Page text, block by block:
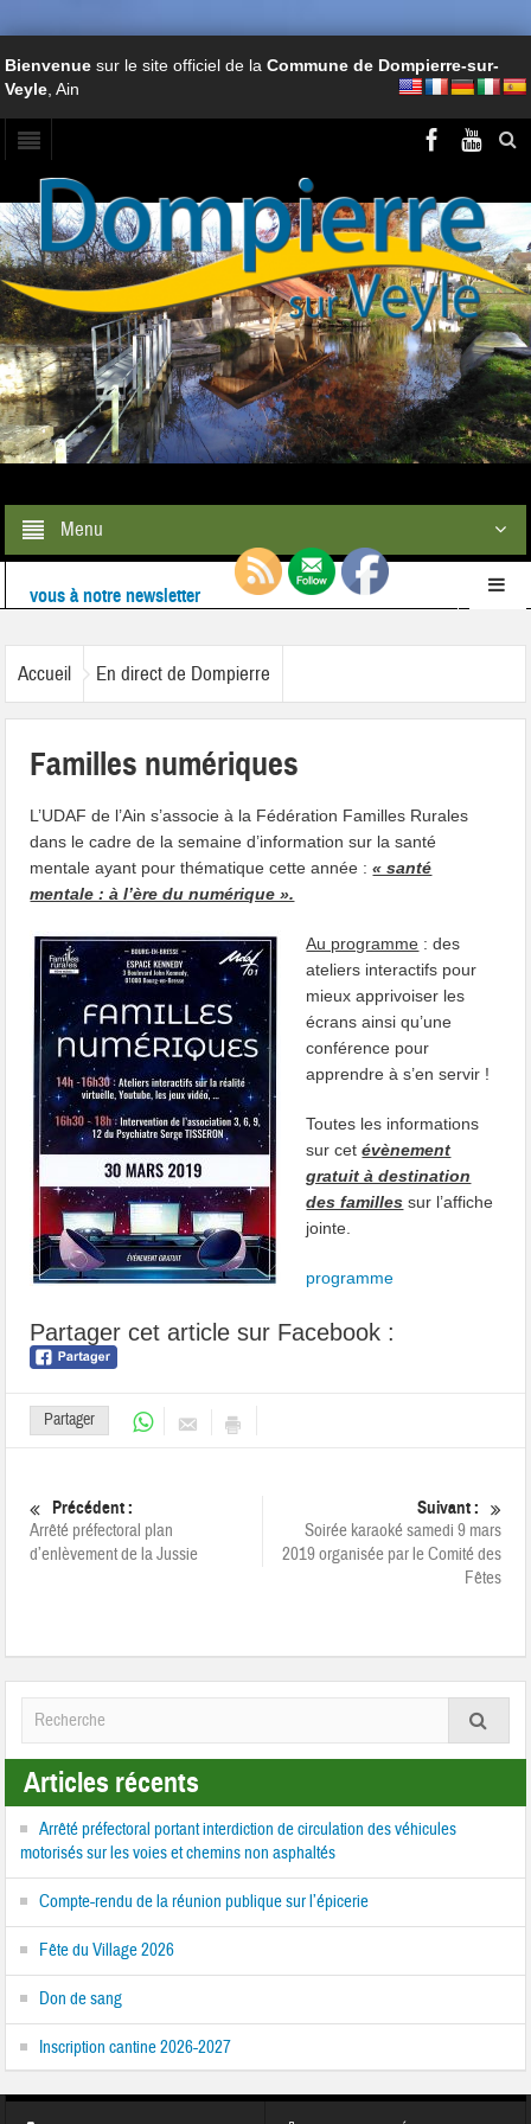
Bienvenuesur le site officiel de laCommune de Dompierre-sur-
Veyle , Ain
Menu
Retrouvez-nous également surFacebook
vous à notre newsletter
Accueil En direct de Dompierre
Familles numériques
L’UDAF de l’Ain s’associe à la Fédération Familles Rurales
dans le cadre de la semaine d’information sur la santé
mentale ayant pour thématique cette année :« santé
mentale : à l’ère du numérique ».
Au programme :des
ateliers interactifs pour
mieux apprivoiser les
écrans ainsi qu’une
conférence pour
apprendre à s’en servir !
Toutes les informations
sur cetévènement
gratuit à destination
des familles sur l’affiche
jointe.
programme
Partager cet article sur Facebook :
Partager
Précédent :
Arrêté préfectoral plan
d’enlèvement de la Jussie
Suivant :
Soirée karaoké samedi 9 mars
2019 organisée par le Comité des
Fêtes
Articles récents
Arrêté préfectoral portant interdiction de circulation des véhicules
motorisés sur les voies et chemins non asphaltés
Compte-rendu de la réunion publique sur l’épicerie
Fête du Village 2026
Don de sang
Inscription cantine 2026-2027